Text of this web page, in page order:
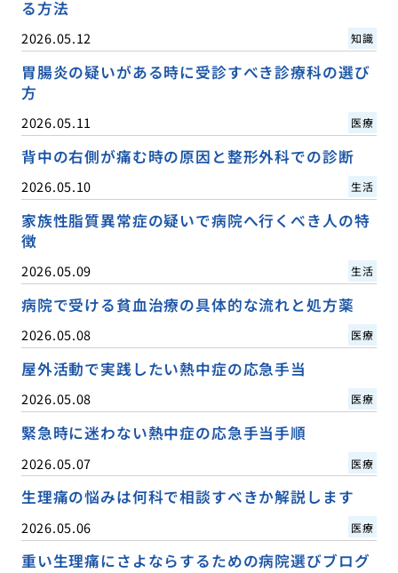
る方法
2026.05.12 知識
胃腸炎の疑いがある時に受診すべき診療科の選び
方
2026.05.11 医療
背中の右側が痛む時の原因と整形外科での診断
2026.05.10 生活
家族性脂質異常症の疑いで病院へ行くべき人の特
徴
2026.05.09 生活
病院で受ける貧血治療の具体的な流れと処方薬
2026.05.08 医療
屋外活動で実践したい熱中症の応急手当
2026.05.08 医療
緊急時に迷わない熱中症の応急手当手順
2026.05.07 医療
生理痛の悩みは何科で相談すべきか解説します
2026.05.06 医療
重い生理痛にさよならするための病院選びブログ